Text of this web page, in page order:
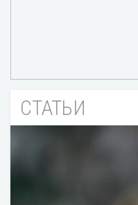
СТАТЬИ